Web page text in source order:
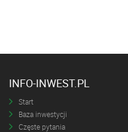
INFO-INWEST.PL
Start
Baza inwestycji
Częste pytania